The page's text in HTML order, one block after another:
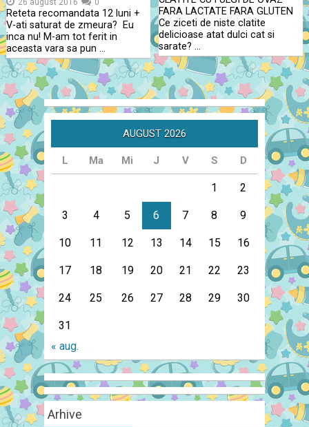
26 august 2016 0
Reteta recomandata 12 luni +
V-ati saturat de zmeura? Eu
inca nu! M-am tot ferit in
aceasta vara sa pun …
FARA LACTATE FARA GLUTEN
Ce ziceti de niste clatite
delicioase atat dulci cat si
sarate? …
AUGUST 2026
L Ma Mi J V S D
1 2
3 4 5 6 7 8 9
10 11 12 13 14 15 16
17 18 19 20 21 22 23
24 25 26 27 28 29 30
31
« aug.
Arhive